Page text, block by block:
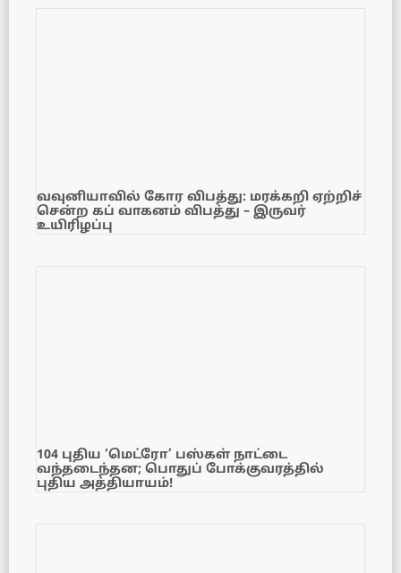
வவுனியாவில் கோர விபத்து: மரக்கறி ஏற்றிச்
சென்ற கப் வாகனம் விபத்து – இருவர்
உயிரிழப்பு
104 புதிய ‘மெட்ரோ’ பஸ்கள் நாட்டை
வந்தடைந்தன; பொதுப் போக்குவரத்தில்
புதிய அத்தியாயம்!